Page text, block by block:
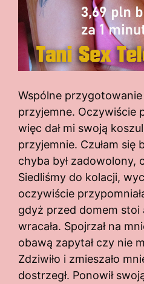
Wspólne przygotowanie
przyjemne. Oczywiście
więc dał mi swoją
przyjemnie. Czułam się
chyba był zadowolony,
Siedliśmy do kolacji,
oczywiście
gdyż przed domem
wracała. Spojrzał na
obawą zapytał czy nie
Zdziwiło i zmieszało
dostrzegł. Ponowił